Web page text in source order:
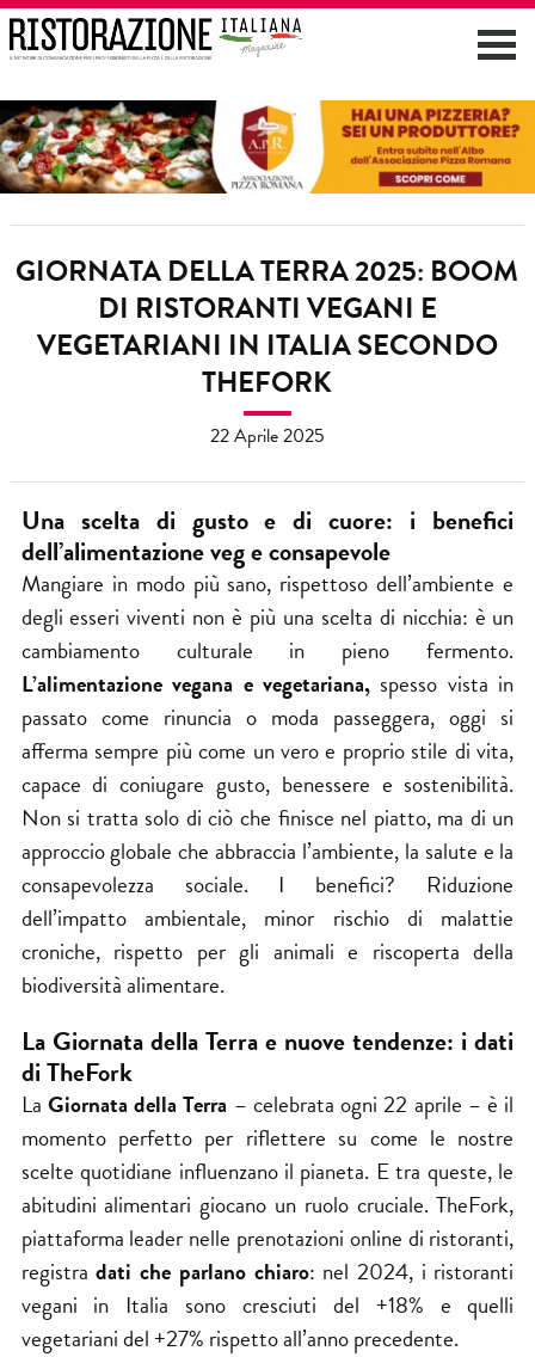
GIORNATA DELLA TERRA 2025: BOOM
DI RISTORANTI VEGANI E
VEGETARIANI IN ITALIA SECONDO
THEFORK
22 Aprile 2025
Una scelta di gusto e di cuore: i benefici
dell’alimentazione veg e consapevole
Mangiare in modo più sano, rispettoso dell’ambiente e
degli esseri viventi non è più una scelta di nicchia: è un
cambiamento culturale in pieno fermento.
L’alimentazione vegana e vegetariana, spesso vista in
passato come rinuncia o moda passeggera, oggi si
afferma sempre più come un vero e proprio stile di vita,
capace di coniugare gusto, benessere e sostenibilità.
Non si tratta solo di ciò che finisce nel piatto, ma di un
approccio globale che abbraccia l’ambiente, la salute e la
consapevolezza sociale. I benefici? Riduzione
dell’impatto ambientale, minor rischio di malattie
croniche, rispetto per gli animali e riscoperta della
biodiversità alimentare.
La Giornata della Terra e nuove tendenze: i dati
di TheFork
La Giornata della Terra – celebrata ogni 22 aprile – è il
momento perfetto per riflettere su come le nostre
scelte quotidiane influenzano il pianeta. E tra queste, le
abitudini alimentari giocano un ruolo cruciale. TheFork,
piattaforma leader nelle prenotazioni online di ristoranti,
registradati che parlano chiaro: nel 2024, i ristoranti
vegani in Italia sono cresciuti del +18% e quelli
vegetariani del +27% rispetto all’anno precedente.